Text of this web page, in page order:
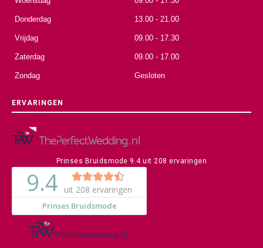
Donderdag 13.00 - 21.00
Vrijdag 09.00 - 17.30
Zaterdag 09.00 - 17.00
Zondag Gesloten
ERVARINGEN
Prinses Bruidsmode 9.4uit208 ervaringen